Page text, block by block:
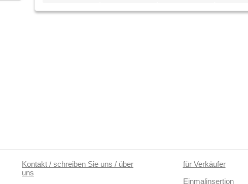
Kontakt / schreiben Sie uns / über
uns
für Verkäufer
Einmalinsertion